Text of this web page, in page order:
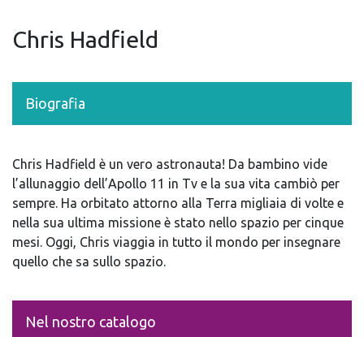
Chris Hadfield
Biografia
Chris Hadfield è un vero astronauta! Da bambino vide
l’allunaggio dell’Apollo 11 in Tv e la sua vita cambiò per
sempre. Ha orbitato attorno alla Terra migliaia di volte e
nella sua ultima missione è stato nello spazio per cinque
mesi. Oggi, Chris viaggia in tutto il mondo per insegnare
quello che sa sullo spazio.
Nel nostro catalogo